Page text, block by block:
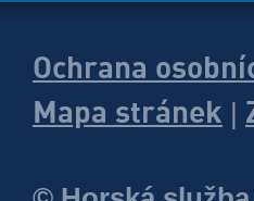
Ochrana
Mapa stránek